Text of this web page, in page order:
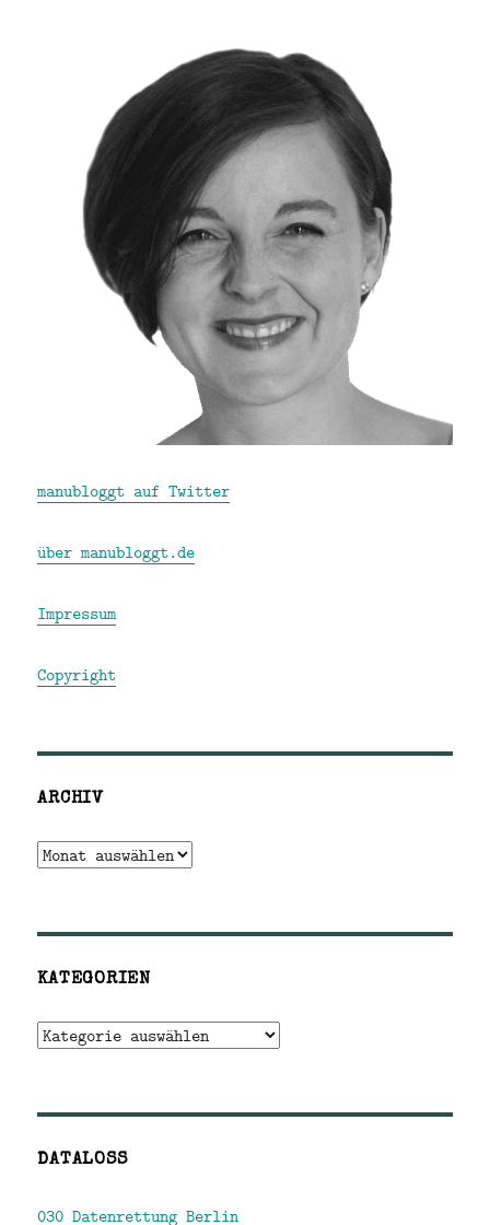
manubloggt auf Twitter
über manubloggt.de
Impressum
Copyright
ARCHIV
Archiv
KATEGORIEN
Kategorien
DATALOSS
030 Datenrettung Berlin